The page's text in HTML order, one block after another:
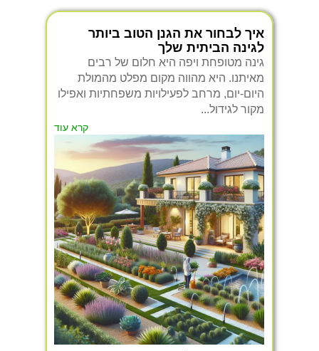
איך לבחור את הגנן הטוב ביותר
לגינה הביתית שלך
גינה מטופחת ויפה היא חלום של רבים
מאיתנו. היא מהווה מקום מפלט מהמולת
היום-יום, מרחב לפעילויות משפחתיות ואפילו
מקור לגידול...
קרא עוד